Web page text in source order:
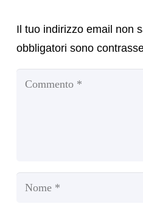
Il tuo indirizzo email non
obbligatori sono